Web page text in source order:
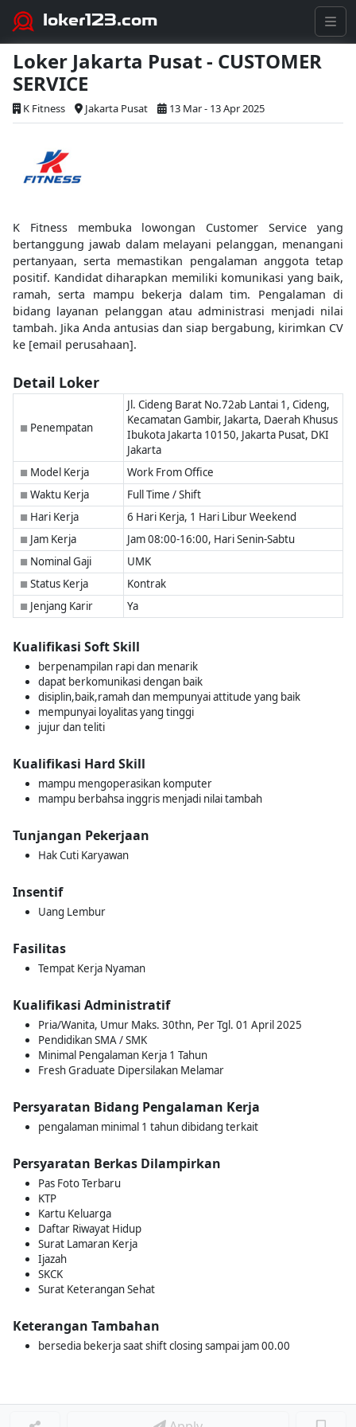
loker123.com
Loker Jakarta Pusat - CUSTOMER
SERVICE
K Fitness Jakarta Pusat 13 Mar - 13 Apr 2025
K Fitness membuka lowongan Customer Service yang
bertanggung jawab dalam melayani pelanggan, menangani
pertanyaan, serta memastikan pengalaman anggota tetap
positif. Kandidat diharapkan memiliki komunikasi yang baik,
ramah, serta mampu bekerja dalam tim. Pengalaman di
bidang layanan pelanggan atau administrasi menjadi nilai
tambah. Jika Anda antusias dan siap bergabung, kirimkan CV
ke [email perusahaan].
Detail Loker
■ Penempatan
Jl. Cideng Barat No.72ab Lantai 1, Cideng,
Kecamatan Gambir, Jakarta, Daerah Khusus
Ibukota Jakarta 10150, Jakarta Pusat, DKI
Jakarta
■ Model Kerja Work From Office
■ Waktu Kerja Full Time / Shift
■ Hari Kerja 6 Hari Kerja, 1 Hari Libur Weekend
■ Jam Kerja Jam 08:00-16:00, Hari Senin-Sabtu
■ Nominal Gaji UMK
■ Status Kerja Kontrak
■ Jenjang Karir Ya
Kualifikasi Soft Skill
berpenampilan rapi dan menarik
dapat berkomunikasi dengan baik
disiplin,baik,ramah dan mempunyai attitude yang baik
mempunyai loyalitas yang tinggi
jujur dan teliti
Kualifikasi Hard Skill
mampu mengoperasikan komputer
mampu berbahsa inggris menjadi nilai tambah
Tunjangan Pekerjaan
Hak Cuti Karyawan
Insentif
Uang Lembur
Fasilitas
Tempat Kerja Nyaman
Kualifikasi Administratif
Pria/Wanita, Umur Maks. 30thn, Per Tgl. 01 April 2025
Pendidikan SMA / SMK
Minimal Pengalaman Kerja 1 Tahun
Fresh Graduate Dipersilakan Melamar
Persyaratan Bidang Pengalaman Kerja
pengalaman minimal 1 tahun dibidang terkait
Persyaratan Berkas Dilampirkan
Pas Foto Terbaru
KTP
Kartu Keluarga
Daftar Riwayat Hidup
Surat Lamaran Kerja
Ijazah
SKCK
Surat Keterangan Sehat
Keterangan Tambahan
bersedia bekerja saat shift closing sampai jam 00.00